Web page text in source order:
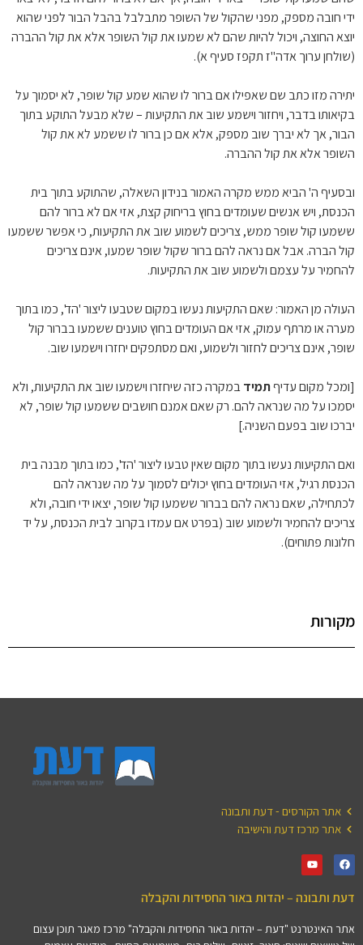
ידי חובה מספק, מפני שהקול של השופר מתבלבל בהבל הבור לפני שהוא
יוצא החוצה, ויכול להיות שהם לא שמעו את קול השופר אלא את קול ההברה
(שולחן ערוך אדה"ז תקפז סעיף א).
יתירה מזו כתב שם שאפילו אם ברור לו שהוא שמע קול שופר, לא יסמוך על
בקיאותו בדבר, ויחזור וישמע שוב את התקיעות – שלא מבעל התוקע בתוך
הבור, אך לא יברך שוב מספק, אלא אם כן ברור לו ששמע לא את קול
השופר אלא את קול ההברה.
ובסעיף ה' הביא ממש מקרה האמור בנידון השאלה, שהתוקע בתוך בית
הכנסת, ויש אנשים שעומדים בחוץ בריחוק קצת, אזי אם לא ברור להם
ששמעו קול שופר ממש, צריכים לשמוע שוב את התקיעות, כי אפשר ששמעו
קול הברה. אבל אם נראה להם ברור שקול שופר שמעו, אינם צריכים
להחמיר על עצמם ולשמוע שוב את התקיעות.
העולה מן האמור: שאם התקיעות נעשו במקום שטבעו ליצור 'הד', כמו בתוך
מערה או מרתף עמוק, אזי אם העומדים בחוץ טוענים ששמעו בברור קול
שופר, אינם צריכים לחזור ולשמוע, ואם מסתפקים יחזרו וישמעו שוב.
[ומכל מקום עדיףתמידבמקרה כזה שיחזרו וישמעו שוב את התקיעות, ולא
יסמכו על מה שנראה להם. רק שאם אמנם חושבים ששמעו קול שופר, לא
יברכו שוב בפעם השניה.]
ואם התקיעות נעשו בתוך מקום שאין טבעו ליצור 'הד', כמו בתוך מבנה בית
הכנסת רגיל, אזי העומדים בחוץ יכולים לסמוך על מה שנראה להם
לכתחילה, שאם נראה להם בברור ששמעו קול שופר, יצאו ידי חובה, ולא
צריכים להחמיר ולשמוע שוב (בפרט אם עמדו בקרוב לבית הכנסת, על יד
חלונות פתוחים).
מקורות
אתר הקורסים - דעת ותבונה
אתר מרכז דעת והישיבה
דעת ותבונה – יהדות באור החסידות והקבלה
אתר האינטרנט "דעת – יהדות באור החסידות והקבלה" מרכז מאגר תוכן עצום